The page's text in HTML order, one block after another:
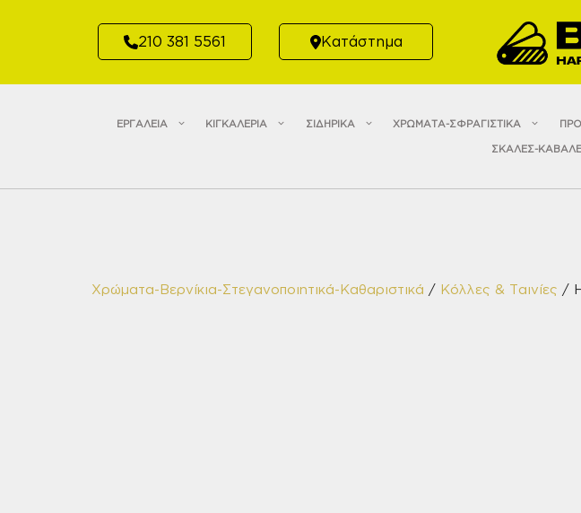
περιεχόμενο
210 381 5561 Κατάστημα
ΕΡΓΑΛΕΙΑ ΚΙΓΚΑΛΕΡΙΑ ΣΙΔΗΡΙΚΑ ΧΡΩΜΑΤΑ-ΣΦΡΑΓΙΣΤΙΚΑ
ΣΚΑΛΕΣ-
Χρώματα-Βερνίκια-Στεγανοποιητικά-Καθαριστικά / Κόλλες & Ταινίες /